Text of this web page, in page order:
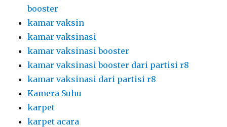
booster
kamar vaksin
kamar vaksinasi
kamar vaksinasi booster
kamar vaksinasi booster dari partisi r8
kamar vaksinasi dari partisi r8
Kamera Suhu
karpet
karpet acara